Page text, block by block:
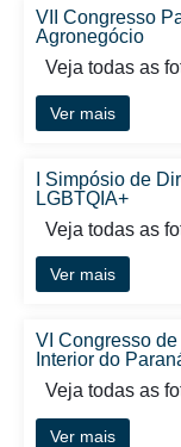
VII Congresso
Agronegócio
Veja todas as
Ver mais
I Simpósio de
LGBTQIA+
Veja todas as
Ver mais
VI Congresso
Interior do
Veja todas as
Ver mais